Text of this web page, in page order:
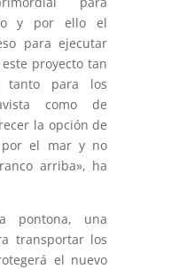
y por ello el
para ejecutar
proyecto tan
tanto para los
como de
la opción de
por el mar y no
arriba», ha
pontona, una
transportar los
el nuevo